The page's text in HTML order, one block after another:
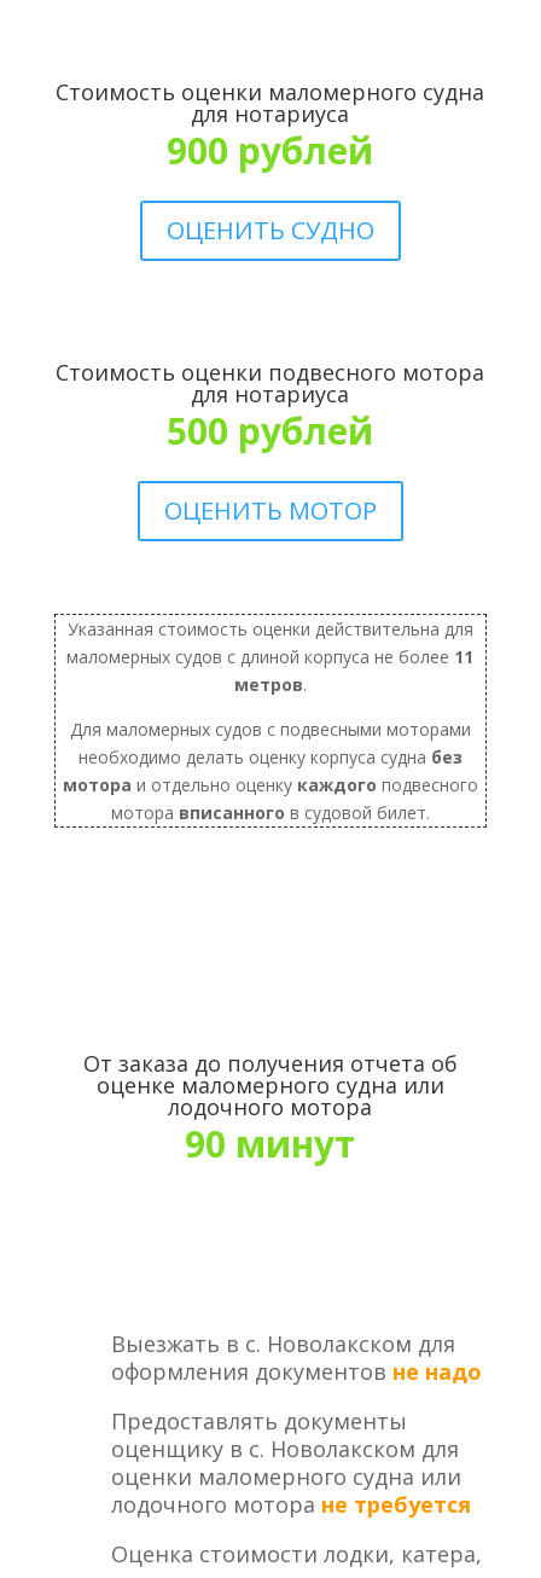
Стоимость оценки маломерного судна
для нотариуса
900 рублей
ОЦЕНИТЬ СУДНО
Стоимость оценки подвесного мотора
для нотариуса
500 рублей
ОЦЕНИТЬ МОТОР
Указанная стоимость оценки действительна для
маломерных судов с длиной корпуса не более 11
метров.
Для маломерных судов с подвесными моторами
необходимо делать оценку корпуса судна без
мотора и отдельно оценку каждого подвесного
мотора вписанного в судовой билет.
От заказа до получения отчета об
оценке маломерного судна или
лодочного мотора
90 минут
Выезжать в с. Новолакском для
оформления документов не надо
Предоставлять документы
оценщику в с. Новолакском для
оценки маломерного судна или
лодочного мотора не требуется
Оценка стоимости лодки, катера,